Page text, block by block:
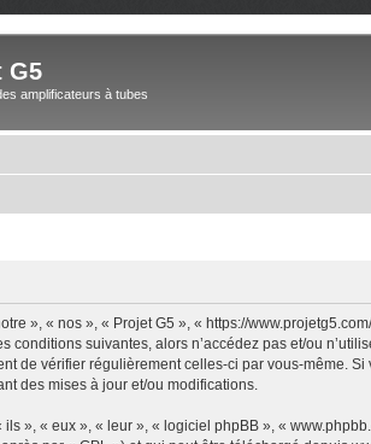
G5
amplificateurs à tubes
», « nos », « Projet G5 », « https://
conditions suivantes, alors n’accédez pas et/ou
de vérifier régulièrement celles-ci par vous-même.
des mises à jour et/ou modifications.
», « eux », « leur », « logiciel phpBB », «